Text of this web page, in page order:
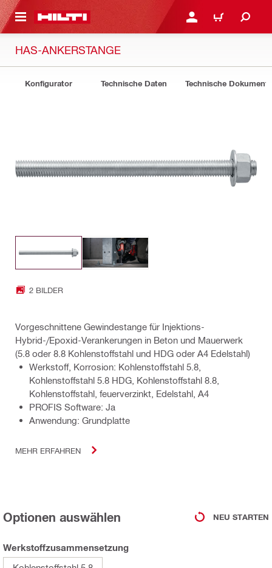
ANMELDEN ODER
WARENKORB
HAS-ANKERSTANGE
Konfigurator Technische Daten Technische Dokumente
2 BILDER
Vorgeschnittene Gewindestange für Injektions-
Hybrid-/Epoxid-Verankerungen in Beton und Mauerwerk
(5.8 oder 8.8 Kohlenstoffstahl und HDG oder A4 Edelstahl)
Werkstoff, Korrosion: Kohlenstoffstahl 5.8,
Kohlenstoffstahl 5.8 HDG, Kohlenstoffstahl 8.8,
Kohlenstoffstahl, feuerverzinkt, Edelstahl, A4
PROFIS Software: Ja
Anwendung: Grundplatte
MEHR ERFAHREN
Optionen auswählen NEU STARTEN
Werkstoffzusammensetzung